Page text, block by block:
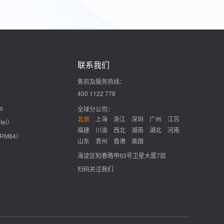
）
）
联系我们
售前及服务热线：
400 1122 778
全球分公司：
北京
上海 浙江 深圳 广州
江苏
福建
川渝 西北 湖南 湖北
河南
山东
贵州 香港
美国
海淀区知春路甲63号卫星大厦7层
扫码关注我们